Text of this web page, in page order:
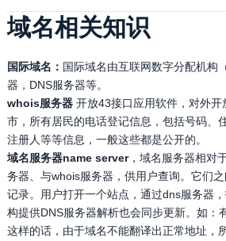
域名相关知识
国际域名： 国际域名由互联网数字分配机构
器，DNS服务器等。
whois服务器开放43接口应用软件，对外开
市，所有居民的电话登记信息，包括号码、
注册人等等信息，一般这些都是公开的。
域名服务器name server，域名服务器相对
务器、与whois服务器，供用户查询。它们
记录。用户打开一个站点，通过dns服务器
构提供DNS服务器解析也会同步更新。如：
这样的话，由于域名不能翻译出正常地址，